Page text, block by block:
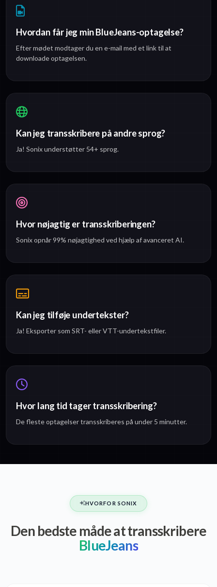
Hvordan får jeg min BlueJeans-optagelse?
Efter mødet modtager du en e-mail med et link til at
downloade optagelsen.
Kan jeg transskribere på andre sprog?
Ja! Sonix understøtter 54+ sprog.
Hvor nøjagtig er transskriberingen?
Sonix opnår 99% nøjagtighed ved hjælp af avanceret AI.
Kan jeg tilføje undertekster?
Ja! Eksporter som SRT- eller VTT-undertekstfiler.
Hvor lang tid tager transskribering?
De fleste optagelser transskriberes på under 5 minutter.
HVORFOR SONIX
Den bedste måde at transskribere
BlueJeans